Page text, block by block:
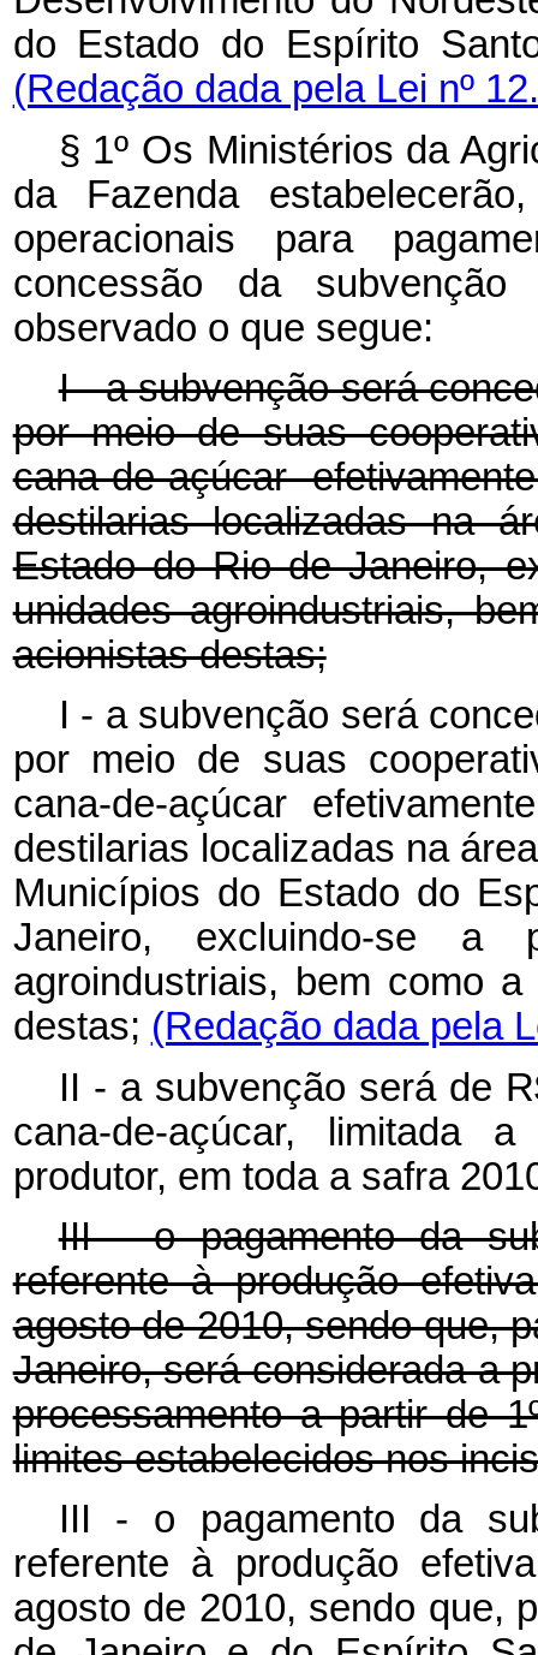
do Estado do Espírito
(Redação dada pela Lei nº
§ 1º Os Ministérios da
da Fazenda
operacionais para
concessão da
observado o que segue:
I - a subvenção será
por meio de suas
cana-de-açúcar
destilarias localizadas na
Estado do Rio de Janeiro,
unidades agroindustriais,
acionistas destas;
I - a subvenção será
por meio de suas
cana-de-açúcar
destilarias localizadas na
Municípios do Estado do
Janeiro, excluindo-se a
agroindustriais, bem como
destas; (Redação dada pela
II - a subvenção será de
cana-de-açúcar, limitada
produtor, em toda a safra
III - o pagamento da
referente à produção
agosto de 2010, sendo que,
Janeiro, será considerada a
processamento a partir de
limites estabelecidos nos
III - o pagamento da
referente à produção
agosto de 2010, sendo que,